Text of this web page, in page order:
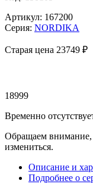
Артикул: 167200
Серия: NORDIKA
Старая цена 23749 ₽
18999
Временно
Обращаем внимание,
измениться.
Описание и
Подробнее о